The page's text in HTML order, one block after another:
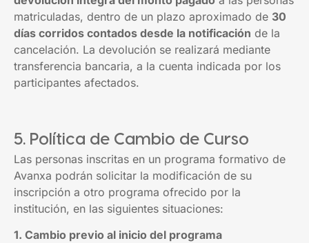
matriculadas, dentro de un plazo aproximado de 30
días corridos contados desde la notificación de la
cancelación. La devolución se realizará mediante
transferencia bancaria, a la cuenta indicada por los
participantes afectados.
5. Política de Cambio de Curso
Las personas inscritas en un programa formativo de
Avanxa podrán solicitar la modificación de su
inscripción a otro programa ofrecido por la
institución, en las siguientes situaciones:
1. Cambio previo al inicio del programa